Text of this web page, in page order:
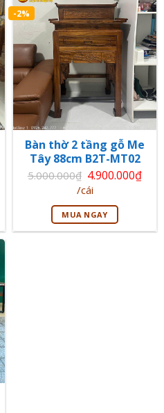
-2%
Bàn thờ 2 tầng gỗ Me
Tây 88cm B2T-MT02
5.000.000₫ Giá
gốc
là:
5.000.000₫.
4.900.000₫
Giá
hiện
tại
là:
4.900.000₫.
/cái
MUA NGAY